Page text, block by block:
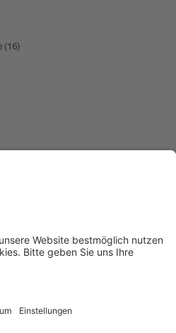
(16)
(11)
-Impressum-Datenschutz